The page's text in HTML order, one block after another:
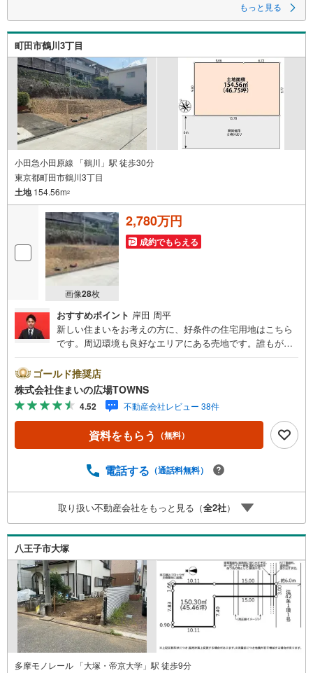
もっと見る
町田市鶴川3丁目
小田急小田原線 「鶴川」駅 徒歩30分
東京都町田市鶴川3丁目
土地154.56m2
画像28枚
2,780万円
成約でもらえる
おすすめポイント 岸田 周平
新しい住まいをお考えの方に、好条件の住宅用地はこちら
です。周辺環境も良好なエリアにある売地です。誰もがあ
層住居専用地域です。154.56平米（実測）の土地面積があ
ります。住みやすい空間の条件の1つに前面道路が6m以上
あるところを入れてみては。【年中無休/9:00～21:00】人
気物件は特にお問い合わせが集中するため、お早めにお電
話下さい。「室内・現地を見学する」ボタンよりご予約頂
くとご見学がスムーズです。■その他、各種ご相談も承って
ーション■住まいの広場TOWNSからお客様へ経験豊富なス
気軽にお問い合わせ下さい♪駐車場もございますので、お
車でのお越しも大歓迎です！
ゴールド推奨店
株式会社住まいの広場TOWNS
4.52 不動産会社レビュー 38件
資料をもらう （無料）
電話する （通話料無料）
取り扱い不動産会社をもっと見る（全2社）
八王子市大塚
多摩モノレール 「大塚・帝京大学」駅 徒歩9分